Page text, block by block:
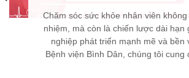
Chăm sóc sức khỏe nhân viên không
nhiệm, mà còn là chiến lược dài hạn
nghiệp phát triển mạnh mẽ và bền
Bệnh viện Bình Dân, chúng tôi cung